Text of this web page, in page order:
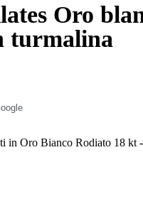
Oro
turmalina
in Oro Bianco Rodiato 18 kt